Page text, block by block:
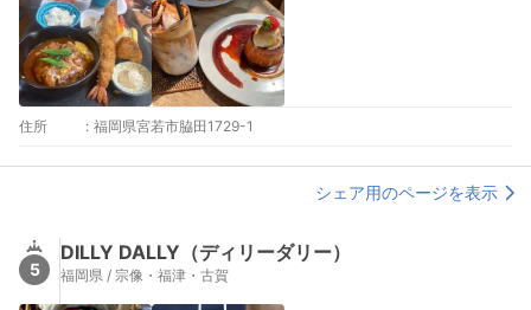
住所 : 福岡県宮若市脇田1729-1
シェア用のページを表示
5
DILLY DALLY（ディリーダリー）
福岡県 / 宗像・福津・古賀